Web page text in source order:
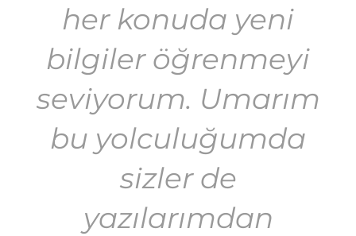
her konuda yeni
bilgiler öğrenmeyi
seviyorum. Umarım
bu yolculuğumda
sizler de
yazılarımdan